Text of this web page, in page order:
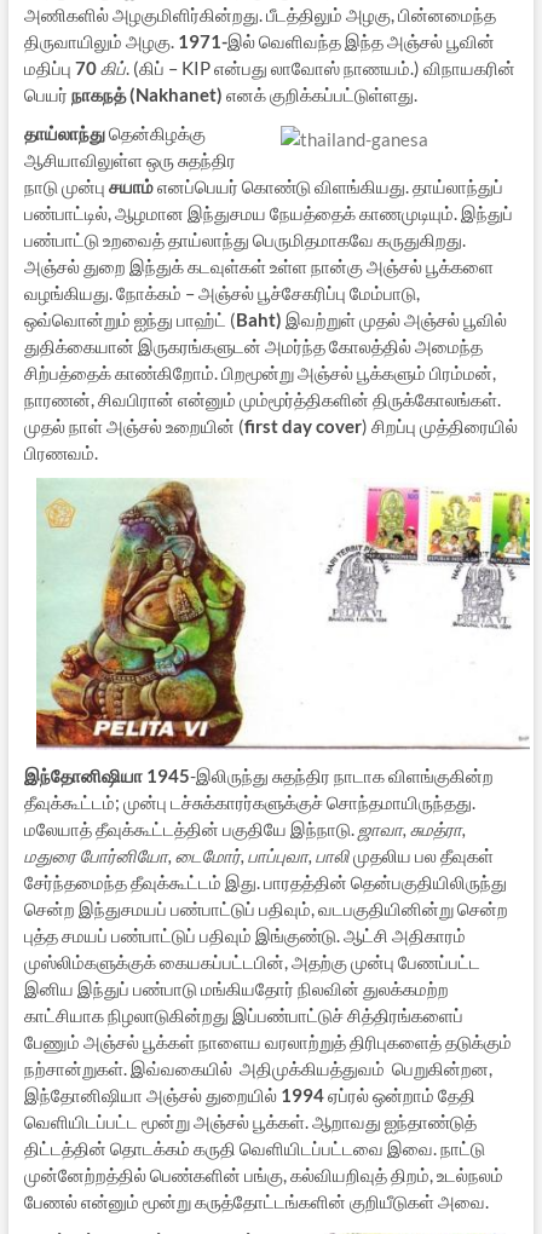
அணிகளில் அழகுமிளிர்கின்றது. பீடத்திலும் அழகு, பின்னமைந்த
திருவாயிலும் அழகு.1971-இல் வெளிவந்த இந்த அஞ்சல் பூவின்
மதிப்பு 70கிப். (கிப் – KIP என்பது லாவோஸ் நாணயம்.) விநாயகரின்
பெயர் நாகநத் (Nakhanet) எனக் குறிக்கப்பட்டுள்ளது.
தாய்லாந்துதென்கிழக்கு
ஆசியாவிலுள்ள ஒரு சுதந்திர
நாடு முன்பு சயாம்எனப்பெயர் கொண்டு விளங்கியது. தாய்லாந்துப்
பண்பாட்டில், ஆழமான இந்துசமய நேயத்தைக் காணமுடியும். இந்துப்
பண்பாட்டு உறவைத் தாய்லாந்து பெருமிதமாகவே கருதுகிறது.
அஞ்சல் துறை இந்துக் கடவுள்கள் உள்ள நான்கு அஞ்சல் பூக்களை
வழங்கியது. நோக்கம் – அஞ்சல் பூச்சேகரிப்பு மேம்பாடு,
ஒவ்வொன்றும் ஐந்து பாஹ்ட் (Baht) இவற்றுள் முதல் அஞ்சல் பூவில்
துதிக்கையான் இருகரங்களுடன் அமர்ந்த கோலத்தில் அமைந்த
சிற்பத்தைக் காண்கிறோம். பிறமூன்று அஞ்சல் பூக்களும் பிரம்மன்,
நாரணன், சிவபிரான் என்னும் மும்மூர்த்திகளின் திருக்கோலங்கள்.
முதல் நாள் அஞ்சல் உறையின் (first day cover) சிறப்பு முத்திரையில்
பிரணவம்.
இந்தோனிஷியா 1945-இலிருந்து சுதந்திர நாடாக விளங்குகின்ற
தீவுக்கூட்டம்; முன்பு டச்சுக்காரர்களுக்குச் சொந்தமாயிருந்தது.
மலேயாத் தீவுக்கூட்டத்தின் பகுதியே இந்நாடு. ஜாவா, சுமத்ரா,
மதுரை போர்னியோ, டைமோர், பாப்புவா, பாலிமுதலிய பல தீவுகள்
சேர்ந்தமைந்த தீவுக்கூட்டம் இது. பாரதத்தின் தென்பகுதியிலிருந்து
சென்ற இந்துசமயப் பண்பாட்டுப் பதிவும், வடபகுதியினின்று சென்ற
புத்த சமயப் பண்பாட்டுப் பதிவும் இங்குண்டு. ஆட்சி அதிகாரம்
முஸ்லிம்களுக்குக் கையகப்பட்டபின், அதற்கு முன்பு பேணப்பட்ட
இனிய இந்துப் பண்பாடு மங்கியதோர் நிலவின் துலக்கமற்ற
காட்சியாக நிழலாடுகின்றது இப்பண்பாட்டுச் சித்திரங்களைப்
பேணும் அஞ்சல் பூக்கள் நாளைய வரலாற்றுத் திரிபுகளைத் தடுக்கும்
நற்சான்றுகள். இவ்வகையில் அதிமுக்கியத்துவம் பெறுகின்றன,
இந்தோனிஷியா அஞ்சல் துறையில் 1994ஏப்ரல் ஒன்றாம் தேதி
வெளியிடப்பட்ட மூன்று அஞ்சல் பூக்கள். ஆறாவது ஐந்தாண்டுத்
திட்டத்தின் தொடக்கம் கருதி வெளியிடப்பட்டவை இவை. நாட்டு
முன்னேற்றத்தில் பெண்களின் பங்கு, கல்வியறிவுத் திறம், உடல்நலம்
பேணல் என்னும் மூன்று கருத்தோட்டங்களின் குறியீடுகள் அவை.